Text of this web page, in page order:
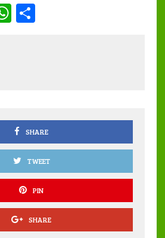
W
p
S
SHARE
TWEET
PIN
SHARE